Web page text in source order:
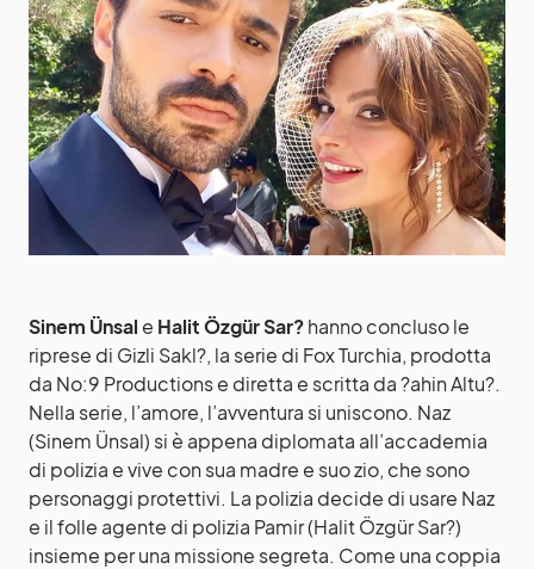
Sinem Ünsal e Halit Özgür Sar?hanno concluso le
riprese di Gizli Sakl?, la serie di Fox Turchia, prodotta
da No:9 Productions e diretta e scritta da ?ahin Altu?.
Nella serie, l’amore, l’avventura si uniscono. Naz
(Sinem Ünsal) si è appena diplomata all’accademia
di polizia e vive con sua madre e suo zio, che sono
personaggi protettivi. La polizia decide di usare Naz
e il folle agente di polizia Pamir (Halit Özgür Sar?)
insieme per una missione segreta. Come una coppia